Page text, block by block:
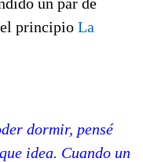
principio La
dormir, pensé
idea. Cuando un